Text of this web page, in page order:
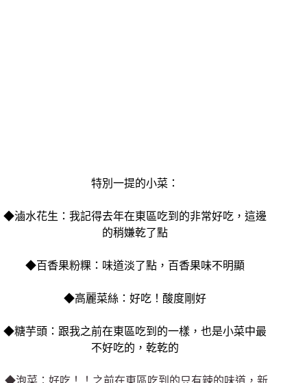
特別一提的小菜：
◆滷水花生：我記得去年在東區吃到的非常好吃，這邊
的稍嫌乾了點
◆百香果粉粿：味道淡了點，百香果味不明顯
◆高麗菜絲：好吃！酸度剛好
◆糖芋頭：跟我之前在東區吃到的一樣，也是小菜中最
不好吃的，乾乾的
◆泡菜：好吃！！之前在東區吃到的只有辣的味道，新